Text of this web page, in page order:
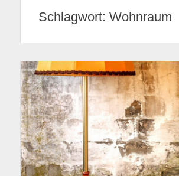
Schlagwort: Wohnraum